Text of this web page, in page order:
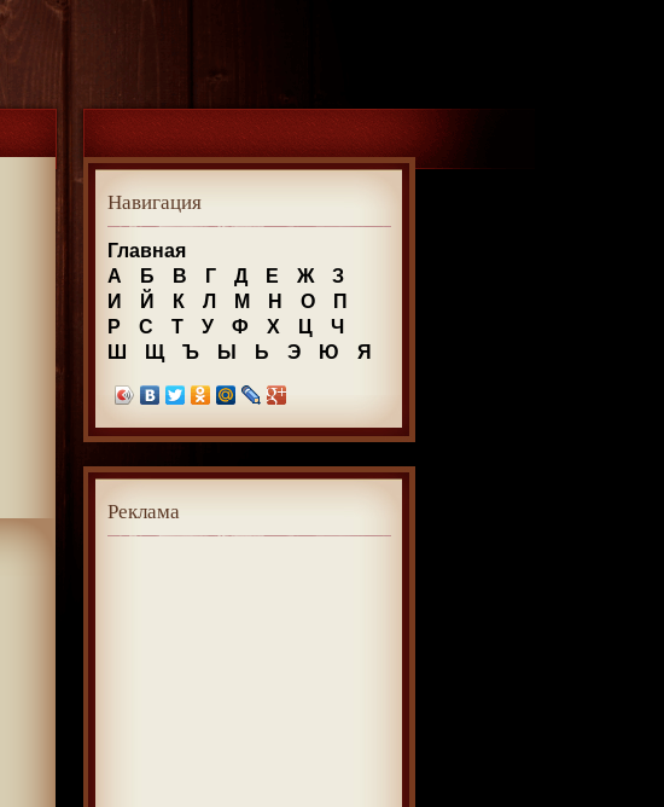
Навигация
Главная
А
Б В Г Д Е Ж
З
И
Й К Л М Н О
П
Р
С Т У Ф Х Ц
Ч
Ш
Щ Ъ Ы Ь Э Ю Я
Реклама